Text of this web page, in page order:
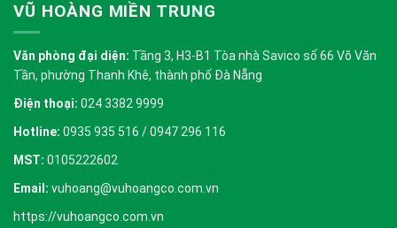
VŨ HOÀNG MIỀN TRUNG
Văn phòng đại diện: Tầng 3, H3-B1 Tòa nhà Savico số 66 Võ Văn
Tần, phường Thanh Khê, thành phố Đà Nẵng
Điện thoại: 024 3382 9999
Hotline: 0935 935 516 / 0947 296 116
MST: 0105222602
Email: vuhoang@vuhoangco.com.vn
https://vuhoangco.com.vn